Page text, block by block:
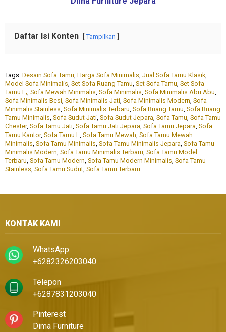
Daftar Isi Konten Tampilkan
Tags: Desain Sofa Tamu Harga Sofa Minimalis Jual Sofa Tamu Klasik
Model Sofa Minimalis Set Sofa Ruang Tamu Set Sofa Tamu Set Sofa
Tamu L; Sofa Mewah Minimalis Sofa Minimalis Sofa Minimalis Abu Abu
Sofa Minimalis Besi Sofa Minimalis Jati Sofa Minimalis Modern Sofa
Minimalis Stainless Sofa Minimalis Terbaru Sofa Ruang Tamu Sofa Ruang
Tamu Minimalis Sofa Sudut Jati Sofa Sudut Jepara Sofa Tamu Sofa Tamu
Chester, Sofa Tamu Jati Sofa Tamu Jati Jepara Sofa Tamu Jepara Sofa
Tamu Kantor, Sofa Tamu L Sofa Tamu Mewah Sofa Tamu Mewah
Minimalis Sofa Tamu Minimalis Sofa Tamu Minimalis Jepara Sofa Tamu
Minimalis Modern Sofa Tamu Minimalis Terbaru Sofa Tamu Model
Terbaru Sofa Tamu Modern Sofa Tamu Modern Minimalis Sofa Tamu
Stainless Sofa Tamu Sudut Sofa Tamu Terbaru
KONTAK KAMI
WhatsApp
+6282326203040
Telepon
+6287831203040
Pinterest
Dima Furniture